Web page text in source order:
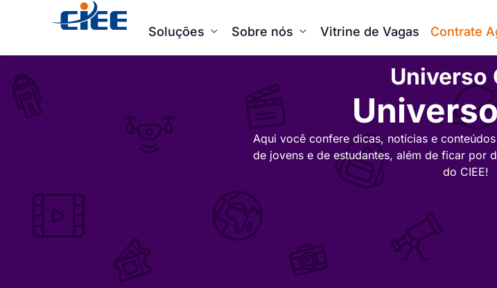
Soluções Sobre nós Vitrine de Vagas Contrate
Universo
Aqui você confere dicas, notícias e
de jovens e de estudantes, além de ficar por
do CIEE!